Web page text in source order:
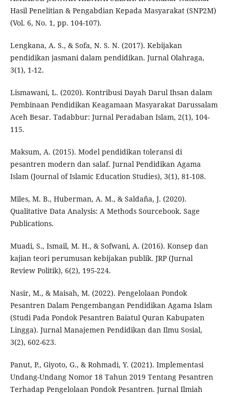
Hasil Penelitian & Pengabdian Kepada Masyarakat (SNP2M)
(Vol. 6, No. 1, pp. 104-107).
Lengkana, A. S., & Sofa, N. S. N. (2017). Kebijakan
pendidikan jasmani dalam pendidikan. Jurnal Olahraga,
3(1), 1-12.
Lismawani, L. (2020). Kontribusi Dayah Darul Ihsan dalam
Pembinaan Pendidikan Keagamaan Masyarakat Darussalam
Aceh Besar. Tadabbur: Jurnal Peradaban Islam, 2(1), 104-
115.
Maksum, A. (2015). Model pendidikan toleransi di
pesantren modern dan salaf. Jurnal Pendidikan Agama
Islam (Journal of Islamic Education Studies), 3(1), 81-108.
Miles, M. B., Huberman, A. M., & Saldaña, J. (2020).
Qualitative Data Analysis: A Methods Sourcebook. Sage
Publications.
Muadi, S., Ismail, M. H., & Sofwani, A. (2016). Konsep dan
kajian teori perumusan kebijakan publik. JRP (Jurnal
Review Politik), 6(2), 195-224.
Nasir, M., & Maisah, M. (2022). Pengelolaan Pondok
Pesantren Dalam Pengembangan Pendidikan Agama Islam
(Studi Pada Pondok Pesantren Baiatul Quran Kabupaten
Lingga). Jurnal Manajemen Pendidikan dan Ilmu Sosial,
3(2), 602-623.
Panut, P., Giyoto, G., & Rohmadi, Y. (2021). Implementasi
Undang-Undang Nomor 18 Tahun 2019 Tentang Pesantren
Terhadap Pengelolaan Pondok Pesantren. Jurnal Ilmiah